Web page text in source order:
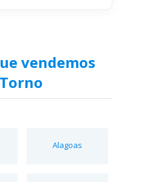
vendemos
Alagoas